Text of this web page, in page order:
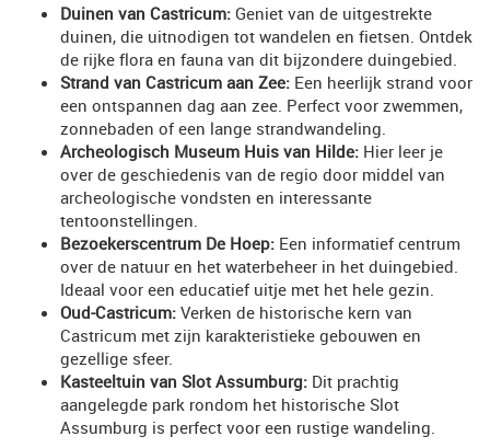
Duinen van Castricum: Geniet van de uitgestrekte
duinen, die uitnodigen tot wandelen en fietsen. Ontdek
de rijke flora en fauna van dit bijzondere duingebied.
Strand van Castricum aan Zee: Een heerlijk strand voor
een ontspannen dag aan zee. Perfect voor zwemmen,
zonnebaden of een lange strandwandeling.
Archeologisch Museum Huis van Hilde: Hier leer je
over de geschiedenis van de regio door middel van
archeologische vondsten en interessante
tentoonstellingen.
Bezoekerscentrum De Hoep: Een informatief centrum
over de natuur en het waterbeheer in het duingebied.
Ideaal voor een educatief uitje met het hele gezin.
Oud-Castricum: Verken de historische kern van
Castricum met zijn karakteristieke gebouwen en
gezellige sfeer.
Kasteeltuin van Slot Assumburg: Dit prachtig
aangelegde park rondom het historische Slot
Assumburg is perfect voor een rustige wandeling.